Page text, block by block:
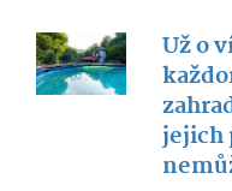
Už o
jejich